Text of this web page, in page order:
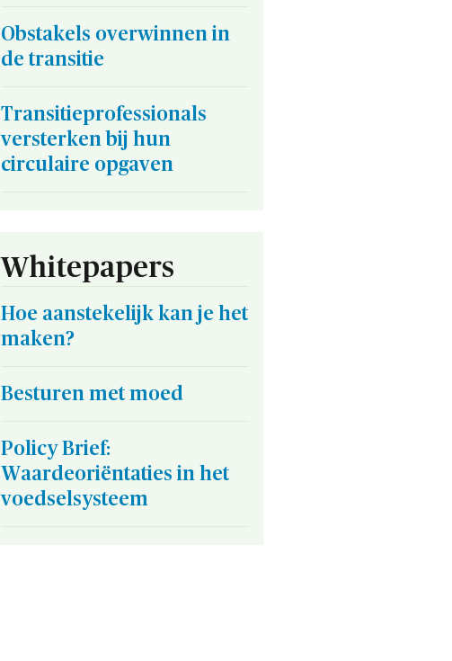
Obstakels overwinnen in
de transitie
Transitieprofessionals
versterken bij hun
circulaire opgaven
Whitepapers
Hoe aanstekelijk kan je het
maken?
Besturen met moed
Policy Brief:
Waardeoriëntaties in het
voedselsysteem